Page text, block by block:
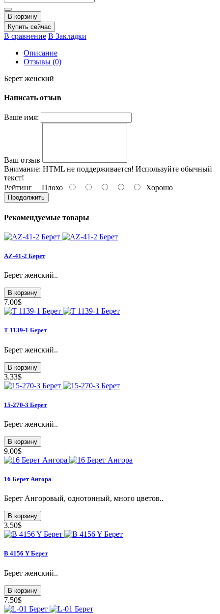
В корзину
Купить сейчас
В сравнение В Закладки
Описание
Отзывы (0)
Берет женский
Написать отзыв
Ваше имя:
Ваш отзыв
Внимание: HTML не поддерживается! Используйте обычный
текст!
Рейтинг Плохо Хорошо
Продолжить
Рекомендуемые товары
AZ-41-2 Берет
Берет женский..
В корзину
7.00$
Т 1139-1 Берет
Берет женский..
В корзину
3.33$
15-270-3 Берет
Берет женский..
В корзину
9.00$
16 Берет Ангора
Берет Ангоровый, однотонный, много цветов..
В корзину
3.50$
B 4156 Y Берет
Берет женский..
В корзину
7.50$